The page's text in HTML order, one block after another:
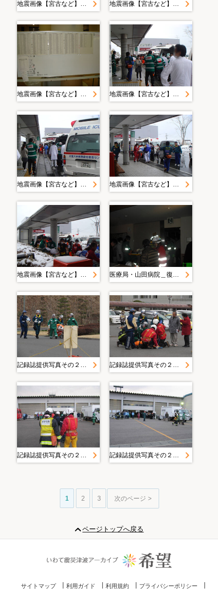
地震画像【宮古など】＿ＤＭＡＴ 地震画像【宮古など】＿ＤＭＡＴ
地震画像【宮古など】＿ＤＭＡＴ 地震画像【宮古など】＿ＤＭＡＴ
地震画像【宮古など】＿ＤＭＡＴ 地震画像【宮古など】＿ＤＭＡＴ
地震画像【宮古など】＿ＤＭＡＴ 医療局・山田病院＿復興期＿仮設
記録誌提供写真その２＿３．１５の状況＿防災航空隊 記録誌提供写真その２＿３．１５の状況＿防災航空隊
記録誌提供写真その２＿３．１４の状況＿防災航空隊 記録誌提供写真その２＿３．１４の状況＿防災航空隊
1 2 3 次のページ >
ページトップへ戻る
サイトマップ 利用ガイド 利用規約 プライバシーポリシー